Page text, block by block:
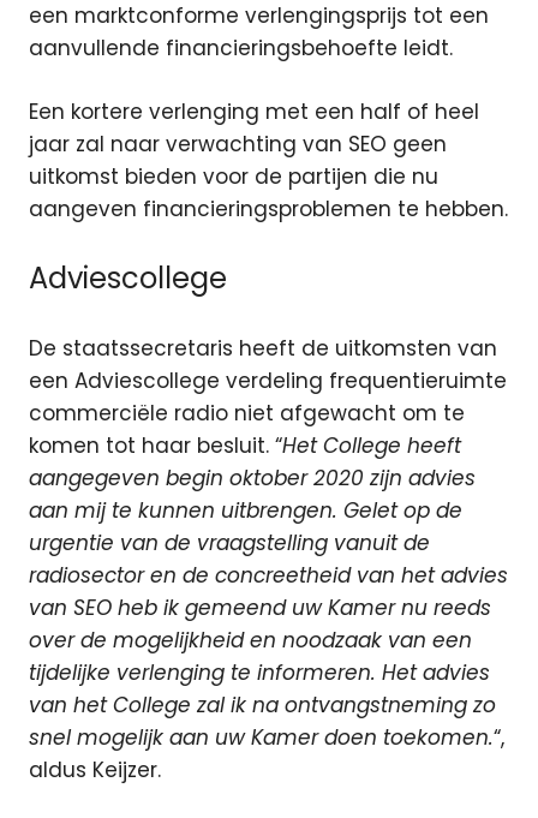
een marktconforme verlengingsprijs tot een
aanvullende financieringsbehoefte leidt.
Een kortere verlenging met een half of heel
jaar zal naar verwachting van SEO geen
uitkomst bieden voor de partijen die nu
aangeven financieringsproblemen te hebben.
Adviescollege
De staatssecretaris heeft de uitkomsten van
een Adviescollege verdeling frequentieruimte
commerciële radio niet afgewacht om te
komen tot haar besluit. “Het College heeft
aangegeven begin oktober 2020 zijn advies
aan mij te kunnen uitbrengen. Gelet op de
urgentie van de vraagstelling vanuit de
radiosector en de concreetheid van het advies
van SEO heb ik gemeend uw Kamer nu reeds
over de mogelijkheid en noodzaak van een
tijdelijke verlenging te informeren. Het advies
van het College zal ik na ontvangstneming zo
snel mogelijk aan uw Kamer doen toekomen.“,
aldus Keijzer.